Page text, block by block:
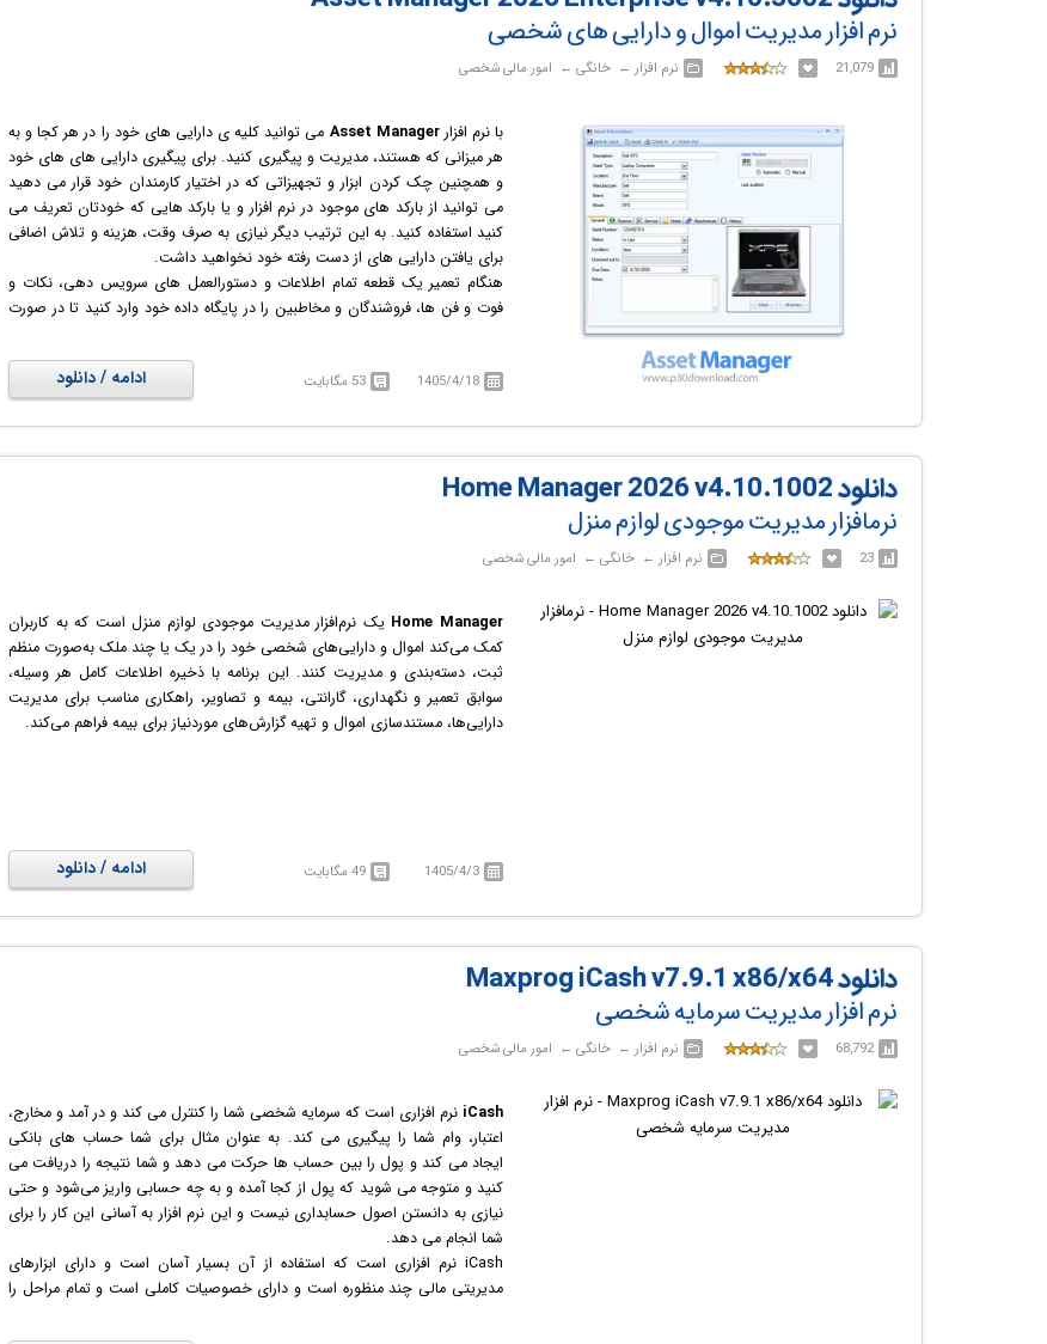
نرم افزار مدیریت اموال و دارایی های شخصی
21,079 نرم افزار‎ ← ‏ خانگی‎ ← ‏ امور مالی شخصی
با نرم افزارAsset Manager می توانید کلیه ی دارایی های خود را در هر کجا و به
هر میزانی که هستند، مدیریت و پیگیری کنید. برای پیگیری دارایی های های خود
و همچنین چک کردن ابزار و تجهیزاتی که در اختیار کارمندان خود قرار می دهید
می توانید از بارکد های موجود در نرم افزار و یا بارکد هایی که خودتان تعریف می
کنید استفاده کنید. به این ترتیب دیگر نیازی به صرف وقت، هزینه و تلاش اضافی
برای یافتن دارایی های از دست رفته خود نخواهید داشت.
هنگام تعمیر یک قطعه تمام اطلاعات و دستورالعمل های سرویس دهی، نکات و
فوت و فن ها، فروشندگان و مخاطبین را در پایگاه داده خود وارد کنید تا در صورت
جستجوی سریع یا استفاده از یک اسکنر بارکد دسترسی پیدا کنید.
1405/4/18 53 مگابایت ادامه / دانلود
دانلود Home Manager 2026 v4.10.1002
نرم‎افزار مدیریت موجودی لوازم منزل
23 نرم افزار‎ ← ‏ خانگی‎ ← ‏ امور مالی شخصی
Home Manager یک نرم‌افزار مدیریت موجودی لوازم منزل است که به کاربران
کمک می‌کند اموال و دارایی‌های شخصی خود را در یک یا چند ملک به‌صورت منظم
ثبت، دسته‌بندی و مدیریت کنند. این برنامه با ذخیره اطلاعات کامل هر وسیله،
سوابق تعمیر و نگهداری، گارانتی، بیمه و تصاویر، راهکاری مناسب برای مدیریت
دارایی‌ها، مستندسازی اموال و تهیه گزارش‌های موردنیاز برای بیمه فراهم می‌کند.
1405/4/3 49 مگابایت ادامه / دانلود
دانلود Maxprog iCash v7.9.1 x86/x64
نرم افزار مدیریت سرمایه شخصی
68,792 نرم افزار‎ ← ‏ خانگی‎ ← ‏ امور مالی شخصی
iCash نرم افزاری است که سرمایه شخصی شما را کنترل می کند و در آمد و مخارج،
اعتبار، وام شما را پیگیری می کند. به عنوان مثال برای شما حساب های بانکی
ایجاد می کند و پول را بین حساب ها حرکت می دهد و شما نتیجه را دریافت می
کنید و متوجه می شوید که پول از کجا آمده و به چه حسابی واریز می‌شود و حتی
نیازی به دانستن اصول حسابداری نیست و این نرم افزار به آسانی این کار را برای
شما انجام می دهد.
iCash نرم افزاری است که استفاده از آن بسیار آسان است و دارای ابزارهای
مدیریتی مالی چند منظوره است و دارای خصوصیات کاملی است و تمام مراحل را